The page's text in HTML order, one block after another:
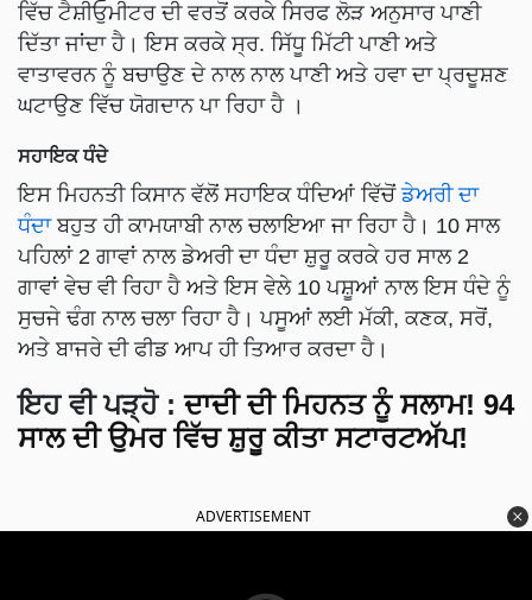
ਵਿੱਚ ਟੈਸ਼ੀਓੁਮੀਟਰ ਦੀ ਵਰਤੋਂ ਕਰਕੇ ਸਿਰਫ ਲੋੜ ਅਨੁਸਾਰ ਪਾਣੀ
ਦਿੱਤਾ ਜਾਂਦਾ ਹੈ। ਇਸ ਕਰਕੇ ਸ੍ਰ. ਸਿੱਧੂ ਮਿੱਟੀ ਪਾਣੀ ਅਤੇ
ਵਾਤਾਵਰਨ ਨੂੰ ਬਚਾਉਣ ਦੇ ਨਾਲ ਨਾਲ ਪਾਣੀ ਅਤੇ ਹਵਾ ਦਾ ਪ੍ਰਦੂਸ਼ਣ
ਘਟਾਉਣ ਵਿੱਚ ਯੋਗਦਾਨ ਪਾ ਰਿਹਾ ਹੈ ।
ਸਹਾਇਕ ਧੰਦੇ
ਇਸ ਮਿਹਨਤੀ ਕਿਸਾਨ ਵੱਲੋਂ ਸਹਾਇਕ ਧੰਦਿਆਂ ਵਿੱਚੋਂ ਡੇਅਰੀ ਦਾ
ਧੰਦਾਬਹੁਤ ਹੀ ਕਾਮਯਾਬੀ ਨਾਲ ਚਲਾਇਆ ਜਾ ਰਿਹਾ ਹੈ। 10 ਸਾਲ
ਪਹਿਲਾਂ 2 ਗਾਵਾਂ ਨਾਲ ਡੇਅਰੀ ਦਾ ਧੰਦਾ ਸ਼ੁਰੂ ਕਰਕੇ ਹਰ ਸਾਲ 2
ਗਾਵਾਂ ਵੇਚ ਵੀ ਰਿਹਾ ਹੈ ਅਤੇ ਇਸ ਵੇਲੇ 10 ਪਸ਼ੂਆਂ ਨਾਲ ਇਸ ਧੰਦੇ ਨੂੰ
ਸੁਚਜੇ ਢੰਗ ਨਾਲ ਚਲਾ ਰਿਹਾ ਹੈ। ਪਸੂਆਂ ਲਈ ਮੱਕੀ, ਕਣਕ, ਸਰੋਂ,
ਅਤੇ ਬਾਜਰੇ ਦੀ ਫੀਡ ਆਪ ਹੀ ਤਿਆਰ ਕਰਦਾ ਹੈ।
ਇਹ ਵੀ ਪੜ੍ਹੋ :ਦਾਦੀ ਦੀ ਮਿਹਨਤ ਨੂੰ ਸਲਾਮ! 94
ਸਾਲ ਦੀ ਉਮਰ ਵਿੱਚ ਸ਼ੁਰੂ ਕੀਤਾ ਸਟਾਰਟਅੱਪ!